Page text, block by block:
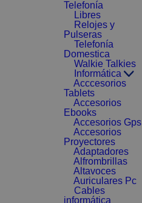
Telefonía
Libres
Relojes y
Pulseras
Telefonía
Domestica
Walkie Talkies
Informática
Acccesorios
Tablets
Accesorios
Ebooks
Accesorios Gps
Accesorios
Proyectores
Adaptadores
Alfrombrillas
Altavoces
Auriculares Pc
Cables
informática